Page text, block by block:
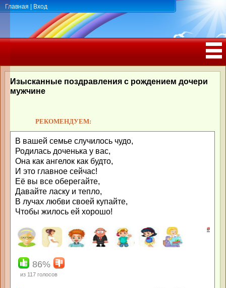
Главная Вход
РОЖДЕНИЯ, ЮБИЛЕЕМ
Изысканные поздравления с рождением дочери
мужчине
РЕКОМЕНДУЕМ:
В вашей семье случилось чудо,
Родилась доченька у вас,
Она как ангелок как будто,
И это главное сейчас!
Её вы все оберегайте,
Давайте ласку и тепло,
В лучах любви своей купайте,
Чтобы жилось ей хорошо!
#
86%
из 117 голосов